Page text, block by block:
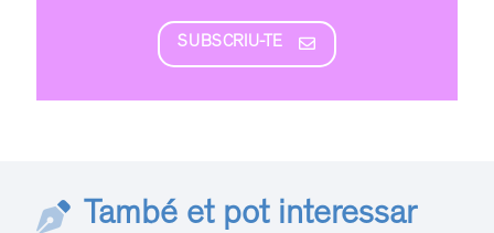
SUBSCRIU-TE
També et pot interessar